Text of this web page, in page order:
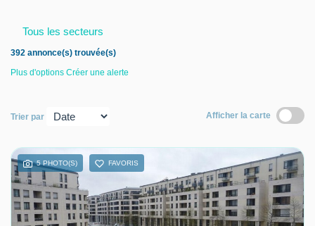
Nos services
Nos agences
Tous les secteurs
392 annonce(s) trouvée(s)
Plus d'options Créer une alerte
Trier par Afficher la carte
5 PHOTO(S) FAVORIS